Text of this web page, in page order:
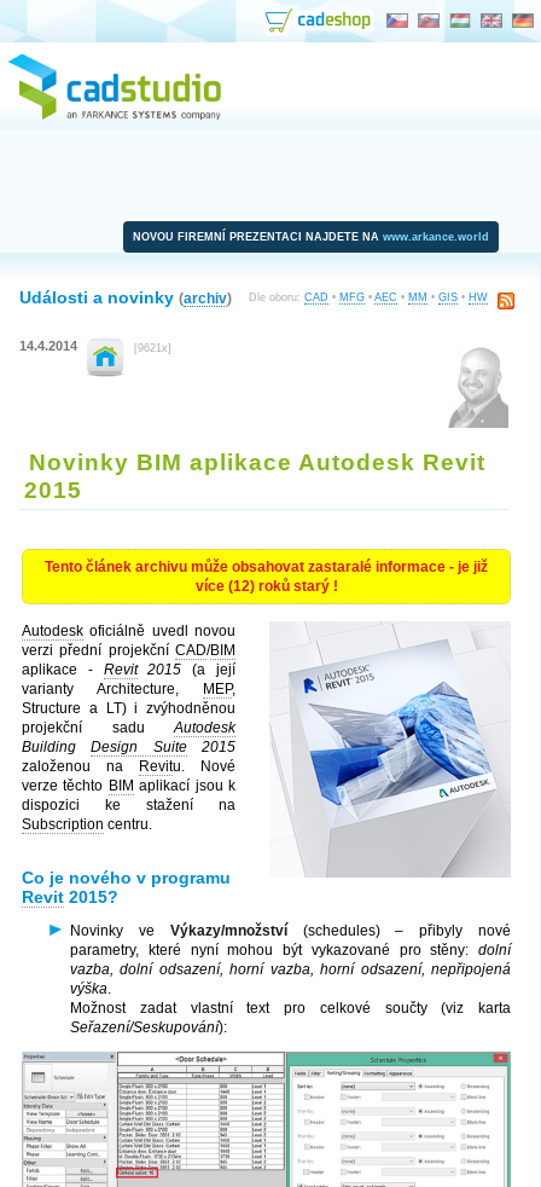
NOVOU FIREMNÍ PREZENTACI NAJDETE NA www.arkance.world
Dle oboru: CAD • MFG • AEC • MM • GIS • HW
Události a novinky (archiv)
14.4.2014 [9621x]
Novinky BIM aplikace Autodesk Revit
2015
Tento článek archivu může obsahovat zastaralé informace - je již
více (12) roků starý !
Autodesk oficiálně uvedl novou
verzi přední projekční CAD/BIM
aplikace - Revit2015 (a její
varianty Architecture,
MEP,
Structure a LT) i zvýhodněnou
projekční saduAutodesk
BuildingDesign Suite2015
založenou na
Revitu. Nové
verze těchto BIM aplikací jsou k
dispozici ke stažení na
Subscription centru.
Co je nového v programu
Revit 2015?
Novinky ve Výkazy/množství(schedules) – přibyly nové
parametry, které nyní mohou být vykazované pro stěny: dolní
vazba, dolní odsazení, horní vazba, horní odsazení, nepřipojená
výška.
Možnost zadat vlastní text pro celkové součty (viz karta
Seřazení/Seskupování):